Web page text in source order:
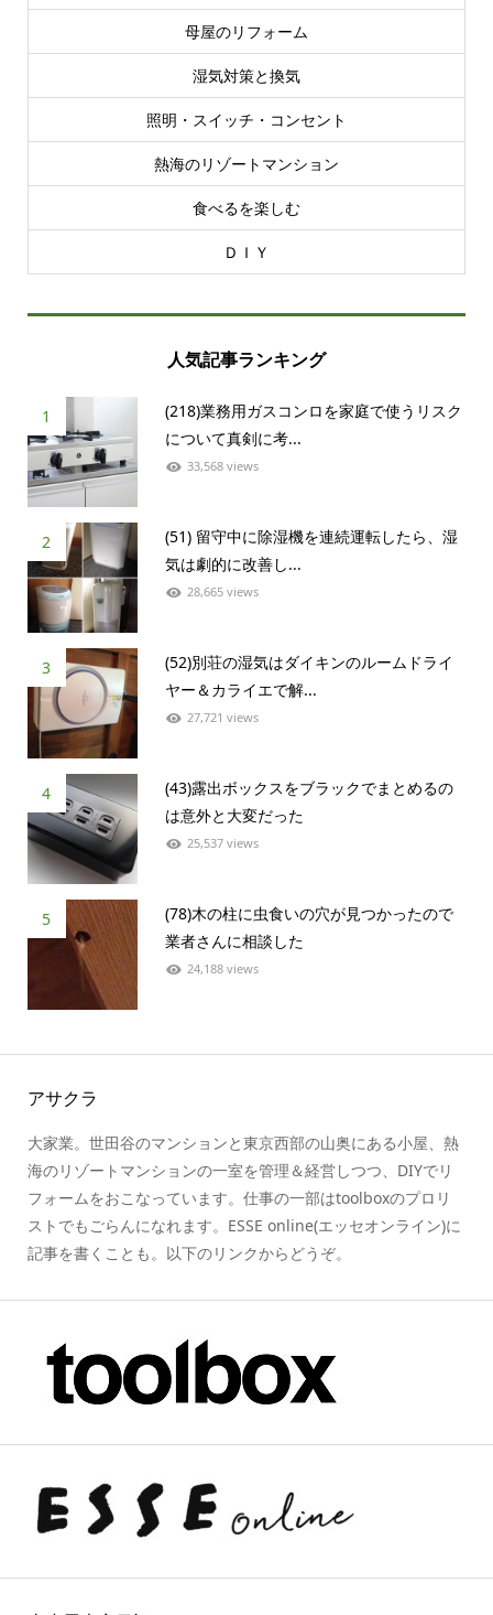
母屋のリフォーム
湿気対策と換気
照明・スイッチ・コンセント
熱海のリゾートマンション
食べるを楽しむ
ＤＩＹ
人気記事ランキング
1
(218)業務用ガスコンロを家庭で使うリスク
について真剣に考...
33,568 views
2
(51) 留守中に除湿機を連続運転したら、湿
気は劇的に改善し...
28,665 views
3
(52)別荘の湿気はダイキンのルームドライ
ヤー＆カライエで解...
27,721 views
4
(43)露出ボックスをブラックでまとめるの
は意外と大変だった
25,537 views
5
(78)木の柱に虫食いの穴が見つかったので
業者さんに相談した
24,188 views
アサクラ
大家業。世田谷のマンションと東京西部の山奥にある小屋、熱
海のリゾートマンションの一室を管理＆経営しつつ、DIYでリ
フォームをおこなっています。仕事の一部はtoolboxのプロリ
ストでもごらんになれます。ESSE online(エッセオンライン)に
記事を書くことも。以下のリンクからどうぞ。